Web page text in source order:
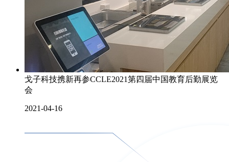
戈子科技携新再参CCLE2021第四届中国教育后勤展览
会
2021-04-16